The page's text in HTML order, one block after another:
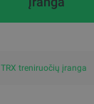
TRX treniruočių įranga